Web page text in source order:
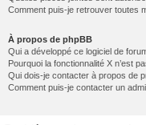
Comment puis-je retrouver toutes
À propos de phpBB
Qui a développé ce logiciel de
Pourquoi la fonctionnalité X n’est
Qui dois-je contacter à propos de
Comment puis-je contacter un